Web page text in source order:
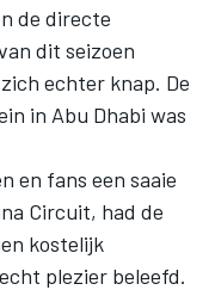
de directe
dit seizoen
echter knap. De
in Abu Dhabi was
en fans een saaie
Circuit, had de
kostelijk
plezier beleefd.